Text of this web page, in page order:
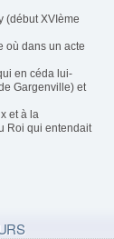
(début XVIème
où dans un acte
en céda lui-
Gargenville) et
et à la
Roi qui entendait